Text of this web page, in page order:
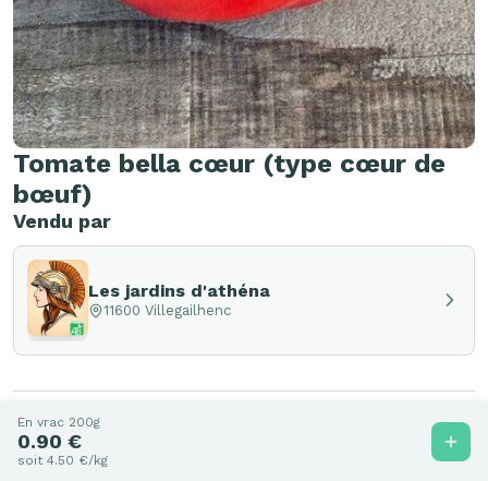
Tomate bella cœur (type cœur de
bœuf)
Vendu par
Les jardins d'athéna
11600 Villegailhenc
Autres produits de Les jardins
d'athéna
En vrac 200g
0.90 €
soit 4.50 €/kg